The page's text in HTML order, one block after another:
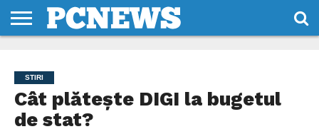
NOI
SI
CONDITII
STIRI
Cât plătește DIGI la bugetul
de stat?